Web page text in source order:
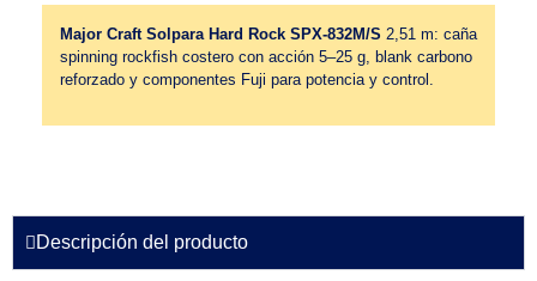
Major Craft Solpara Hard Rock SPX-832M/S 2,51 m: caña
spinning rockfish costero con acción 5–25 g, blank carbono
reforzado y componentes Fuji para potencia y control.
Descripción del producto